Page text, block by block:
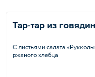
Тар-тар из
С листьями салата
ржаного хлебца